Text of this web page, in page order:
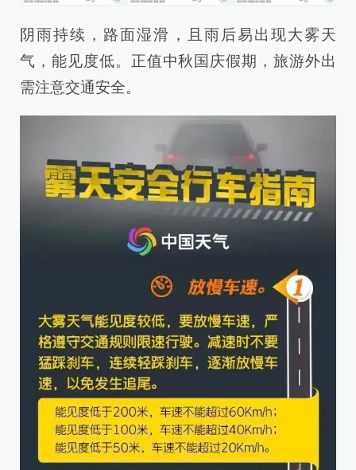
阴雨持续，路面湿滑，且雨后易出现大雾天
气，能见度低。正值中秋国庆假期，旅游外出
需注意交通安全。